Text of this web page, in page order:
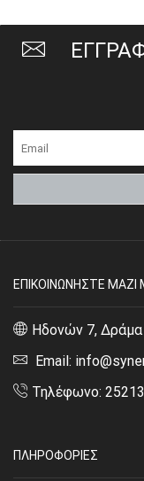
ΕΠΙΚΟΙΝΩΝΗΣΤΕ ΜΑΖΙ
Ηδονών 7, Δράμα
Email:
Τηλέφωνο:
ΠΛΗΡΟΦΟΡΙΕΣ